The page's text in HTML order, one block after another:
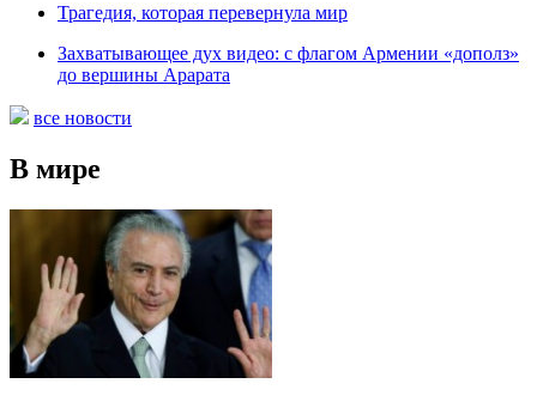
Трагедия, которая перевернула мир
Захватывающее дух видео: с флагом Армении «дополз»
до вершины Арарата
все новости
В мире